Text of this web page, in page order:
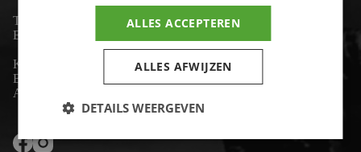
Telefoon:
+31 (0)76 - 54 11 888
Email:
K.v.K: 80530338
B.T.W-nummer: NL861703947B01
Algemene voorwaarden
ALLES ACCEPTEREN
ALLES AFWIJZEN
DETAILS WEERGEVEN